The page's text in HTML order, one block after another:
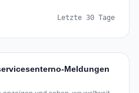
Letzte 30 Tage
Meldungen